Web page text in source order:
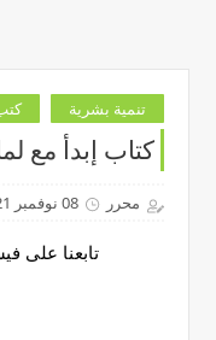
تنمية بشرية
كتاب إبدأ مع
محرر 08 نوفمبر 2021
تابعنا على